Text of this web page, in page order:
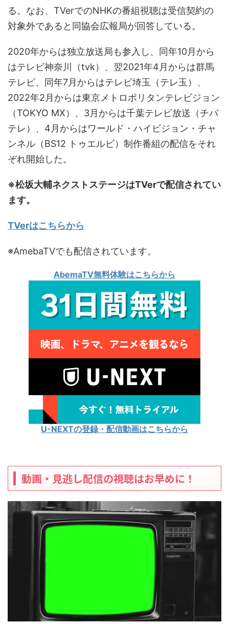
る。なお、TVerでのNHKの番組視聴は受信契約の
対象外であると同協会広報局が回答している。
2020年からは独立放送局も参入し、同年10月から
はテレビ神奈川（tvk）、翌2021年4月からは群馬
テレビ、同年7月からはテレビ埼玉（テレ玉）、
2022年2月からは東京メトロポリタンテレビジョン
（TOKYO MX）、3月からは千葉テレビ放送（チバ
テレ）、4月からはワールド・ハイビジョン・チャ
ンネル（BS12 トゥエルビ）制作番組の配信をそれ
ぞれ開始した。
※松坂大輔ネクストステージはTVerで配信されてい
ます。
TVerはこちらから
※AmebaTVでも配信されています。
AbemaTV無料体験はこちらから
U-NEXTの登録・配信動画はこちらから
動画・見逃し配信の視聴はお早めに！